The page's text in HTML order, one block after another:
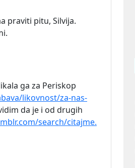
praviti pitu, Silvija.
ga za Periskop
likovnost/za-nas-
da je i od drugih
search/citajme.